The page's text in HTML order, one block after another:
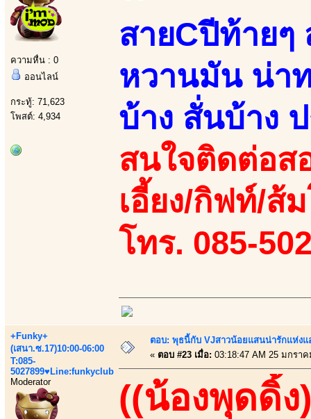
ความหื่น : 0
ออนไลน์
กระทู้: 71,623
โพสต์: 4,934
สายCปีท้ายๆ
หวานมัน น่า
บ้าง สั่นบ้าง
สนใจติดต่อส
เอี้ยง/กิฟท์/ส้
โทร. 085-
+Funky+
(เสนา.ซ.17)10:00-06:00
T:085-
5027899♥Line:funkyclub
Moderator
ตอบ: พุธนี้กับ VJสาวน้อยแสนน่ารักแห่งแ
« ตอบ #23 เมื่อ: 03:18:47 AM 25 มกรา
((น้องพุดดิ้ง